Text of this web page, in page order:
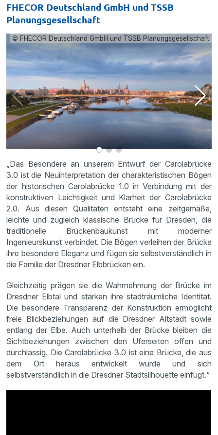
FHECOR Deutschland GmbH und TSSB
Planungsgesellschaft
© FHECOR Deutschland GmbH und TSSB Planungsgesellschaft
„Das Besondere an unserem Entwurf der Carolabrücke
3.0 ist die Neuinterpretation der charakteristischen Bögen
der historischen Carolabrücke 1.0 in Verbindung mit der
konstruktiven Leichtigkeit und Klarheit der Carolabrücke
2.0. Aus diesen Qualitäten entsteht eine zeitgemäße,
leichte und zugleich klassische Brücke für Dresden, die
traditionelle Brückenbaukunst mit moderner
Ingenieurskunst verbindet. Die Bögen verleihen der Brücke
ihre besondere Eleganz und fügen sie selbstverständlich in
die Familie der Dresdner Elbbrücken ein.
Gleichzeitig prägen sie die Wahrnehmung der Brücke im
Dresdner Elbtal und stärken ihre stadträumliche Identität.
Die besondere Transparenz der Konstruktion ermöglicht
freie Blickbeziehungen auf die Dresdner Altstadt sowie
entlang der Elbe. Auch unterhalb der Brücke bleiben die
Sichtbeziehungen zwischen den Uferseiten offen und
durchlässig. Die Carolabrücke 3.0 ist eine Brücke, die aus
dem Ort heraus entwickelt wurde und sich
selbstverständlich in die Dresdner Stadtsilhouette einfügt.“